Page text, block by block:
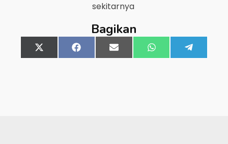
sekitarnya
Bagikan
Share
on
X
(Twitter)
Share
on
FacebookShare
on
Email Share
on
WhatsApp
on